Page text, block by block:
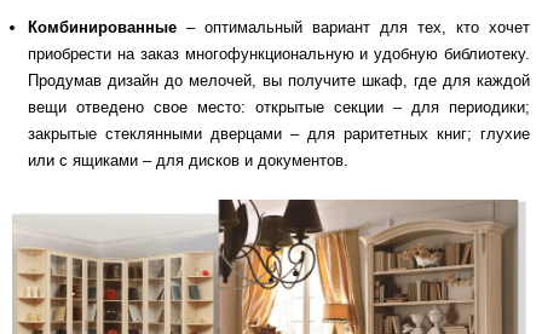
Комбинированные – оптимальный вариант для тех, кто хочет
приобрести на заказ многофункциональную и удобную библиотеку.
Продумав дизайн до мелочей, вы получите шкаф, где для каждой
вещи отведено свое место: открытые секции – для периодики;
закрытые стеклянными дверцами – для раритетных книг; глухие
или с ящиками – для дисков и документов.